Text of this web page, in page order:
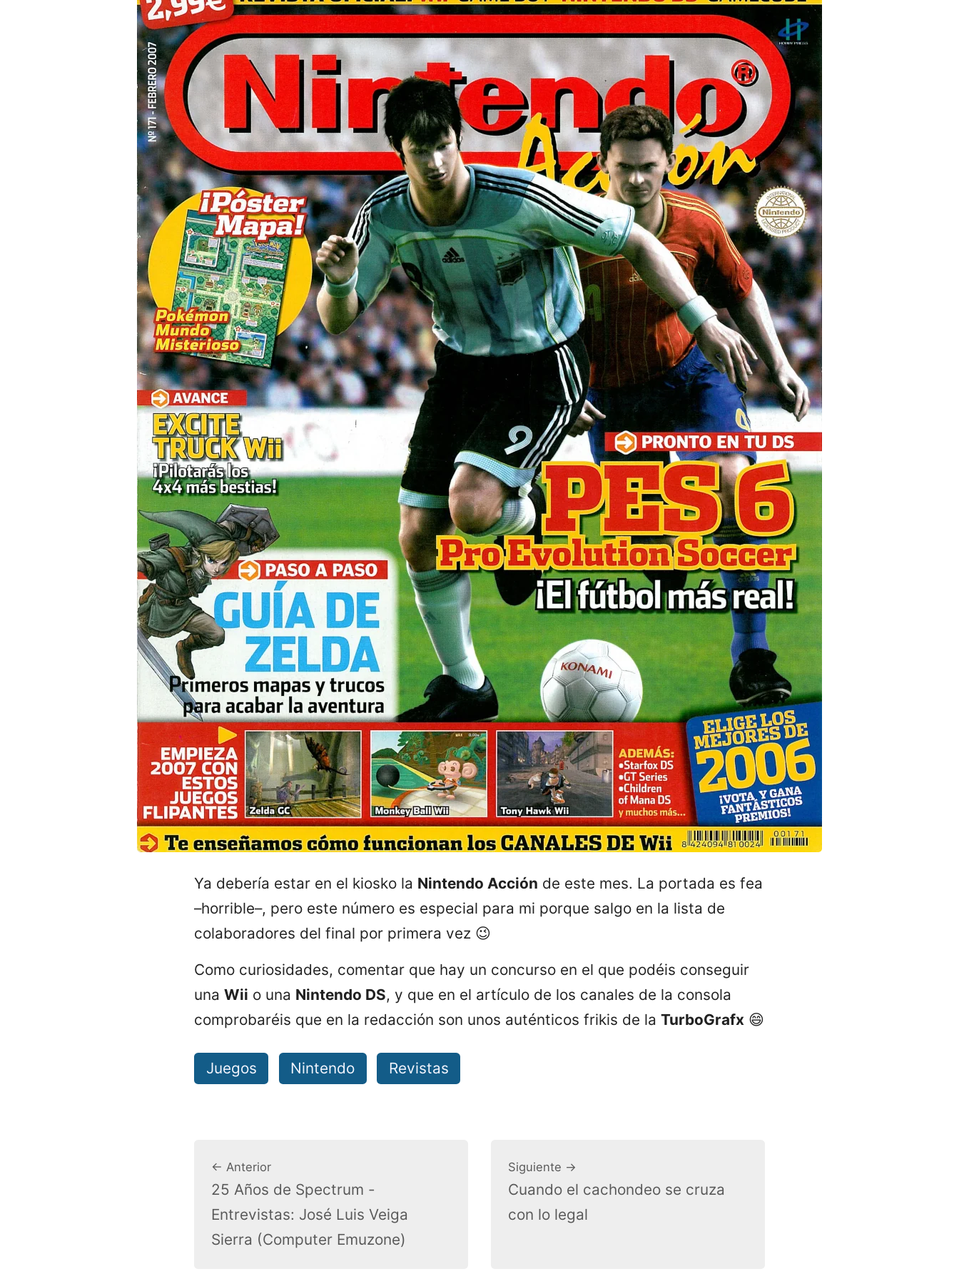
Ya debería estar en el kiosko la Nintendo Acción de este mes. La portada es fea
–horrible–, pero este número es especial para mi porque salgo en la lista de
colaboradores del final por primera vez 😉
Como curiosidades, comentar que hay un concurso en el que podéis conseguir
una Wii o una Nintendo DS, y que en el artículo de los canales de la consola
comprobaréis que en la redacción son unos auténticos frikis de la TurboGrafx 😄
Juegos Nintendo Revistas
← Anterior
25 Años de Spectrum -
Entrevistas: José Luis Veiga
Sierra (Computer Emuzone)
Siguiente →
Cuando el cachondeo se cruza
con lo legal